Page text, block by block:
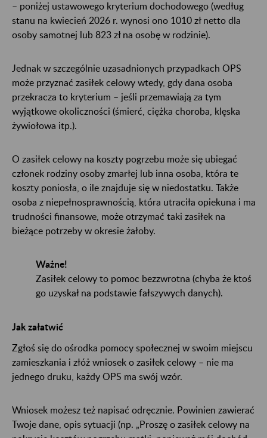
– poniżej ustawowego kryterium dochodowego (według
stanu na kwiecień 2026 r. wynosi ono 1010 zł netto dla
osoby samotnej lub 823 zł na osobę w rodzinie).
Jednak w szczególnie uzasadnionych przypadkach OPS
może przyznać zasiłek celowy wtedy, gdy dana osoba
przekracza to kryterium – jeśli przemawiają za tym
wyjątkowe okoliczności (śmierć, ciężka choroba, klęska
żywiołowa itp.).
O zasiłek celowy na koszty pogrzebu może się ubiegać
członek rodziny osoby zmarłej lub inna osoba, która te
koszty poniosła, o ile znajduje się w niedostatku. Także
osoba z niepełnosprawnością, która utraciła opiekuna i ma
trudności finansowe, może otrzymać taki zasiłek na
bieżące potrzeby w okresie żałoby.
Ważne!
Zasiłek celowy to pomoc bezzwrotna (chyba że ktoś
go uzyskał na podstawie fałszywych danych).
Jak załatwić
Zgłoś się do ośrodka pomocy społecznej w swoim miejscu
zamieszkania i złóż wniosek o zasiłek celowy – nie ma
jednego druku, każdy OPS ma swój wzór.
Wniosek możesz też napisać odręcznie. Powinien zawierać
Twoje dane, opis sytuacji (np. „Proszę o zasiłek celowy na